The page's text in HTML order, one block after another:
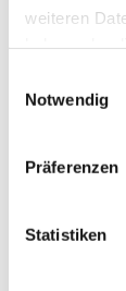
weiteren
Notwendig
Präferenzen
Statistiken